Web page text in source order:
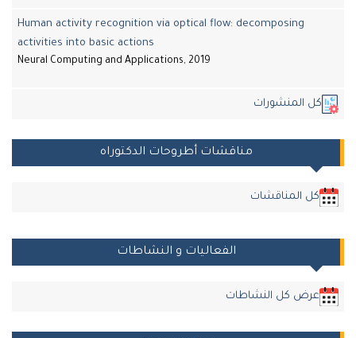
Human activity recognition via optical flow: decomposing
activities into basic actions
Neural Computing and Applications, 2019
كل المنشورات
مناقشات أطروحات الدكتوراه
كل المناقشات
الفعاليات و النشاطات
عرض كل النشاطات